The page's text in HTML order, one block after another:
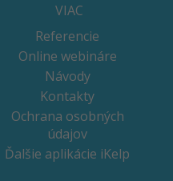
VIAC
Referencie
Online webináre
Návody
Kontakty
Ochrana osobných
údajov
Ďalšie aplikácie iKelp